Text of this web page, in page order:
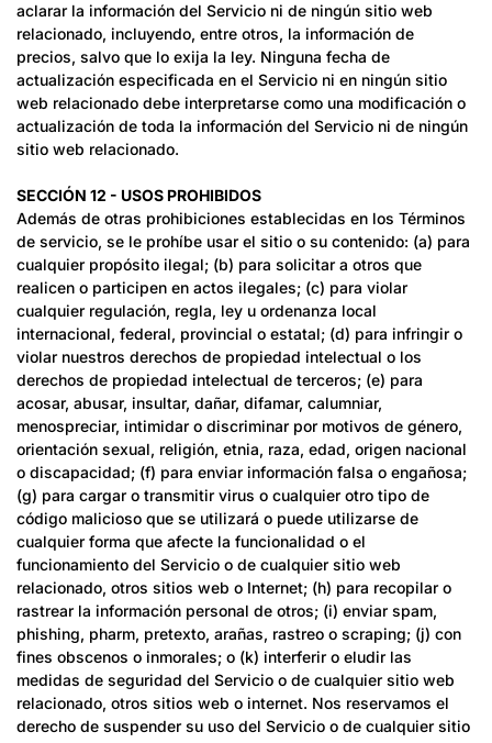
aclarar la información del Servicio ni de ningún sitio web
relacionado, incluyendo, entre otros, la información de
precios, salvo que lo exija la ley. Ninguna fecha de
actualización especificada en el Servicio ni en ningún sitio
web relacionado debe interpretarse como una modificación o
actualización de toda la información del Servicio ni de ningún
sitio web relacionado.
SECCIÓN 12 - USOS PROHIBIDOS
Además de otras prohibiciones establecidas en los Términos
de servicio, se le prohíbe usar el sitio o su contenido: (a) para
cualquier propósito ilegal; (b) para solicitar a otros que
realicen o participen en actos ilegales; (c) para violar
cualquier regulación, regla, ley u ordenanza local
internacional, federal, provincial o estatal; (d) para infringir o
violar nuestros derechos de propiedad intelectual o los
derechos de propiedad intelectual de terceros; (e) para
acosar, abusar, insultar, dañar, difamar, calumniar,
menospreciar, intimidar o discriminar por motivos de género,
orientación sexual, religión, etnia, raza, edad, origen nacional
o discapacidad; (f) para enviar información falsa o engañosa;
(g) para cargar o transmitir virus o cualquier otro tipo de
código malicioso que se utilizará o puede utilizarse de
cualquier forma que afecte la funcionalidad o el
funcionamiento del Servicio o de cualquier sitio web
relacionado, otros sitios web o Internet; (h) para recopilar o
rastrear la información personal de otros; (i) enviar spam,
phishing, pharm, pretexto, arañas, rastreo o scraping; (j) con
fines obscenos o inmorales; o (k) interferir o eludir las
medidas de seguridad del Servicio o de cualquier sitio web
relacionado, otros sitios web o internet. Nos reservamos el
derecho de suspender su uso del Servicio o de cualquier sitio